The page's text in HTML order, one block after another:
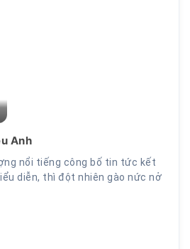
Anh
nổi tiếng công bố tin tức kết
diễn, thì đột nhiên gào nức nở